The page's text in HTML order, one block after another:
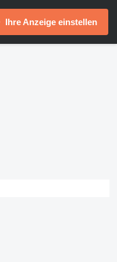
Ihre Anzeige einstellen